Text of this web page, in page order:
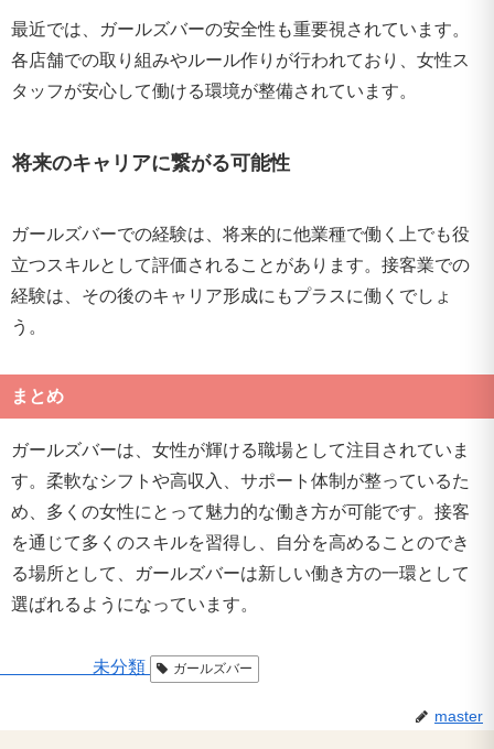
最近では、ガールズバーの安全性も重要視されています。
各店舗での取り組みやルール作りが行われており、女性ス
タッフが安心して働ける環境が整備されています。
将来のキャリアに繋がる可能性
ガールズバーでの経験は、将来的に他業種で働く上でも役
立つスキルとして評価されることがあります。接客業での
経験は、その後のキャリア形成にもプラスに働くでしょ
う。
まとめ
ガールズバーは、女性が輝ける職場として注目されていま
す。柔軟なシフトや高収入、サポート体制が整っているた
め、多くの女性にとって魅力的な働き方が可能です。接客
を通じて多くのスキルを習得し、自分を高めることのでき
る場所として、ガールズバーは新しい働き方の一環として
選ばれるようになっています。
未分類 ガールズバー
master